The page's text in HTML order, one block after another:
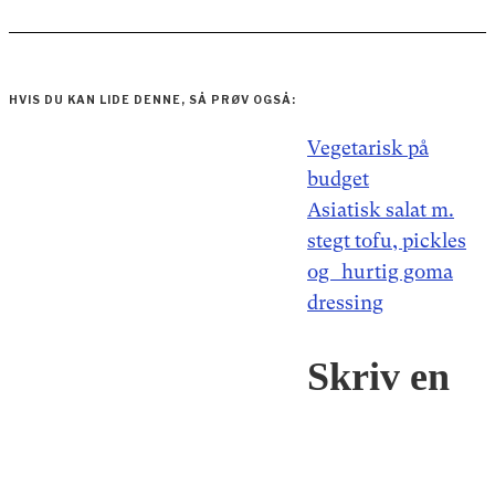
HVIS DU KAN LIDE DENNE, SÅ PRØV OGSÅ:
IndlægsnavigationVegetarisk på
budget
Asiatisk salat m.
stegt tofu, pickles
og hurtig goma
dressing
Skriv en